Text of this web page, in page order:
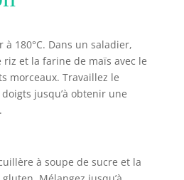
180°C. Dans un saladier,
et la farine de maïs avec le
morceaux. Travaillez le
jusqu’à obtenir une
à soupe de sucre et la